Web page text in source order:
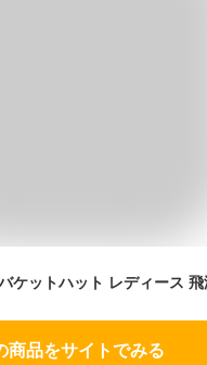
商品をサイトでみる